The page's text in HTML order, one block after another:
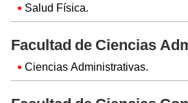
Salud Física.
Facultad de Ciencias
Ciencias Administrativas.